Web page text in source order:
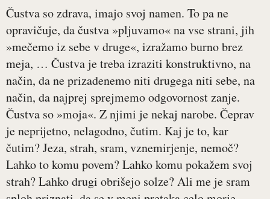
Čustva so zdrava, imajo svoj namen. To pa ne
opravičuje, da čustva »pljuvamo« na vse strani, jih
»mečemo iz sebe v druge«, izražamo burno brez
meja, … Čustva je treba izraziti konstruktivno, na
način, da ne prizadenemo niti drugega niti sebe, na
način, da najprej sprejmemo odgovornost zanje.
Čustva so »moja«. Z njimi je nekaj narobe. Čeprav
je neprijetno, nelagodno, čutim. Kaj je to, kar
čutim? Jeza, strah, sram, vznemirjenje, nemoč?
Lahko to komu povem? Lahko komu pokažem svoj
strah? Lahko drugi obrišejo solze? Ali me je sram